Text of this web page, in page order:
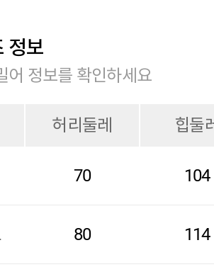
정보
어 정보를 확인하세요
허리둘레 힙둘
70 104
80 114